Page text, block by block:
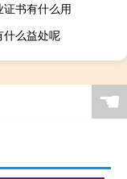
证书有什么用
什么益处呢
☚